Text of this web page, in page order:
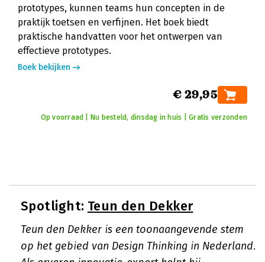
prototypes, kunnen teams hun concepten in de
praktijk toetsen en verfijnen. Het boek biedt
praktische handvatten voor het ontwerpen van
effectieve prototypes.
Boek bekijken
€ 29,95
Op voorraad | Nu besteld, dinsdag in huis | Gratis verzonden
Spotlight: Teun den Dekker
Teun den Dekker is een toonaangevende stem
op het gebied van Design Thinking in Nederland.